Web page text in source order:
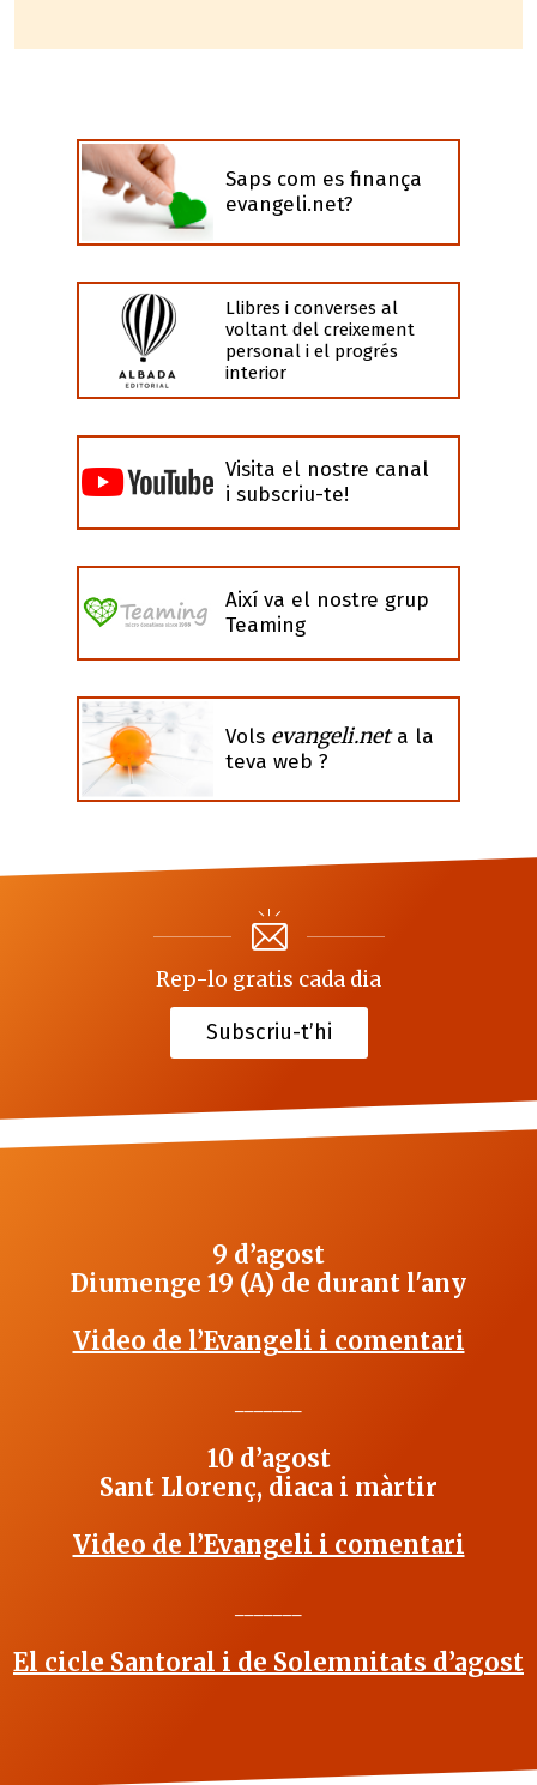
Saps com es finança
evangeli.net?
Llibres i converses al
voltant del creixement
personal i el progrés
interior
Visita el nostre canal
i subscriu-te!
Així va el nostre grup
Teaming
Vols evangeli.neta la
teva web ?
Rep-lo gratis cada dia
Subscriu-t’hi
9 d’agost
Diumenge 19 (A) de durant l'any
Video de l’Evangeli i comentari
10 d’agost
Sant Llorenç, diaca i màrtir
Video de l’Evangeli i comentari
El cicle Santoral i de Solemnitats d’agost